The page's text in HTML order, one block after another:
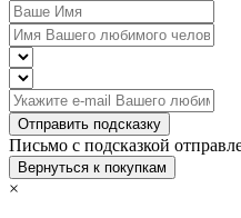
Отправить подсказку
Письмо с подсказкой
Вернуться к покупкам
×